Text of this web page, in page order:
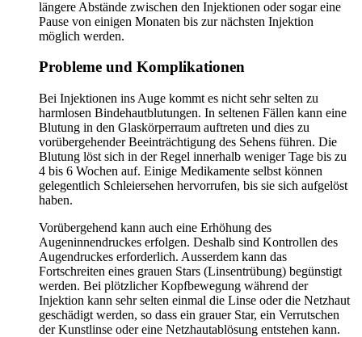
längere Abstände zwischen den Injektionen oder sogar eine
Pause von einigen Monaten bis zur nächsten Injektion
möglich werden.
Probleme und Komplikationen
Bei Injektionen ins Auge kommt es nicht sehr selten zu
harmlosen Bindehautblutungen. In seltenen Fällen kann eine
Blutung in den Glaskörperraum auftreten und dies zu
vorübergehender Beeinträchtigung des Sehens führen. Die
Blutung löst sich in der Regel innerhalb weniger Tage bis zu
4 bis 6 Wochen auf. Einige Medikamente selbst können
gelegentlich Schleiersehen hervorrufen, bis sie sich aufgelöst
haben.
Vorübergehend kann auch eine Erhöhung des
Augeninnendruckes erfolgen. Deshalb sind Kontrollen des
Augendruckes erforderlich. Ausserdem kann das
Fortschreiten eines grauen Stars (Linsentrübung) begünstigt
werden. Bei plötzlicher Kopfbewegung während der
Injektion kann sehr selten einmal die Linse oder die Netzhaut
geschädigt werden, so dass ein grauer Star, ein Verrutschen
der Kunstlinse oder eine Netzhautablösung entstehen kann.